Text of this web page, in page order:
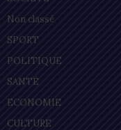
Non classé
SPORT
POLITIQUE
SANTÉ
ECONOMIE
CULTURE